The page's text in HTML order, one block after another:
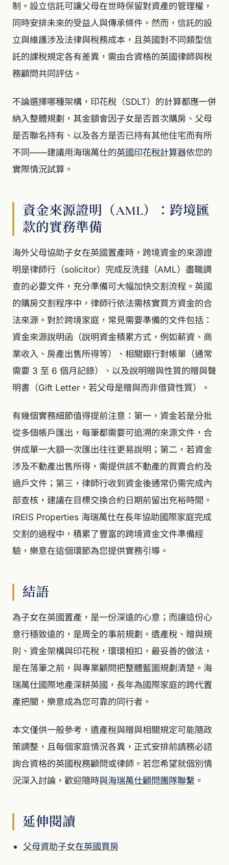
制。設立信託可讓父母在世時保留對資產的管理權，
同時安排未來的受益人與傳承條件。然而，信託的設
立與維護涉及法律與稅務成本，且英國對不同類型信
託的課稅規定各有差異，需由合資格的英國律師與稅
務顧問共同評估。
不論選擇哪種架構，印花稅（SDLT）的計算都應一併
納入整體規劃，其金額會因子女是否首次購房、父母
是否聯名持有、以及各方是否已持有其他住宅而有所
不同——建議用海瑞萬仕的英國印花稅計算器依您的
實際情況試算。
資金來源證明（AML）：跨境匯
款的實務準備
海外父母協助子女在英國置產時，跨境資金的來源證
明是律師行（solicitor）完成反洗錢（AML）盡職調
查的必要文件，充分準備可大幅加快交割流程。英國
的購房交割程序中，律師行依法需核實買方資金的合
法來源。對於跨境家庭，常見需要準備的文件包括：
資金來源說明函（說明資金積累方式，例如薪資、商
業收入、房產出售所得等）、相關銀行對帳單（通常
需要 3 至 6 個月記錄）、以及說明贈與性質的贈與聲
明書（Gift Letter，若父母是贈與而非借貸性質）。
有幾個實務細節值得提前注意：第一，資金若是分批
從多個帳戶匯出，每筆都需要可追溯的來源文件，合
併成單一大額一次匯出往往更易說明；第二，若資金
涉及不動產出售所得，需提供該不動產的買賣合約及
過戶文件；第三，律師行收到資金後通常仍需完成內
部查核，建議在目標交換合約日期前留出充裕時間。
IREIS Properties 海瑞萬仕在長年協助國際家庭完成
交割的過程中，積累了豐富的跨境資金文件準備經
驗，樂意在這個環節為您提供實務引導。
結語
為子女在英國置產，是一份深遠的心意；而讓這份心
意行穩致遠的，是周全的事前規劃。遺產稅、贈與規
則、資金架構與印花稅，環環相扣，最妥善的做法，
是在落筆之前，與專業顧問把整體藍圖規劃清楚。海
瑞萬仕國際地產深耕英國，長年為國際家庭的跨代置
產把關，樂意成為您可靠的同行者。
本文僅供一般參考，遺產稅與贈與相關規定可能隨政
策調整，且每個家庭情況各異，正式安排前請務必諮
詢合資格的英國稅務顧問或律師。若您希望就個別情
況深入討論，歡迎隨時與海瑞萬仕顧問團隊聯繫 。
延伸閱讀
父母資助子女在英國買房